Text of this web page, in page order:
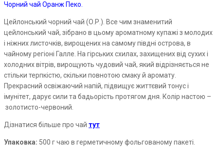
Чорний чай Оранж Пеко.
Цейлонський чорний чай (О.Р.). Все чим знаменитий
цейлонський чай, зібрано в цьому ароматному купажі з молодих
і ніжних листочків, вирощених на самому півдні острова, в
чайному регіоні Галле. На гірських схилах, захищених від сухих і
холодних вітрів, вирощують чудовий чай, який відрізняється не
стільки терпкістю, скільки повнотою смаку й аромату.
Прекрасний освіжаючий напій, підвищує життєвий тонус і
імунітет, дарує сили та бадьорість протягом дня. Колір настою –
золотисто-червоний.
Дізнатися більше про чай тут
Упаковка: 500 г чаю в герметичному фольгованому пакеті.